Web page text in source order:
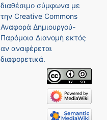
διαθέσιμο σύμφωνα με
την Creative Commons
Αναφορά Δημιουργού-
Παρόμοια Διανομή εκτός
αν αναφέρεται
διαφορετικά.